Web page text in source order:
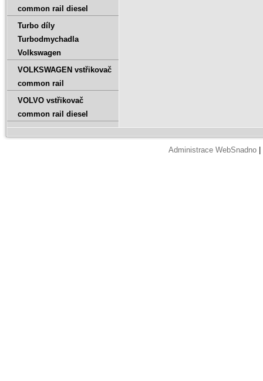
common rail diesel
Turbo díly
Turbodmychadla
Volkswagen
VOLKSWAGEN vstřikovač
common rail
VOLVO vstřikovač
common rail diesel
Administrace WebSnadno|